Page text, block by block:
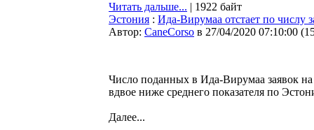
Читать дальше... | 1922 байт
Эстония : Ида-Вирумаа отстает по числу
Автор: CaneCorso в 27/04/2020 07:10:00 (
Число поданных в Ида-Вирумаа заявок
вдвое ниже среднего показателя по
Далее...